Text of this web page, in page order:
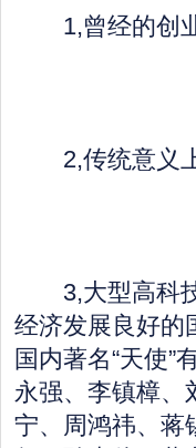
1,曾经的创
2,传统意义
3,大型高科技
经济发展良好的
国内著名“天使”
永强、李镇樟、
宁、周鸿祎、蒋